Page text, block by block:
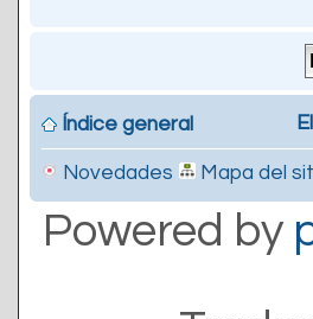
Índice general
Novedades Mapa del
Powered by